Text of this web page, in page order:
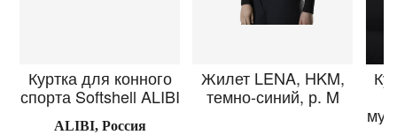
Куртка для конного
спорта Softshell ALIBI
ALIBI, Россия
Жилет LENA, HKM,
темно-синий, р. M